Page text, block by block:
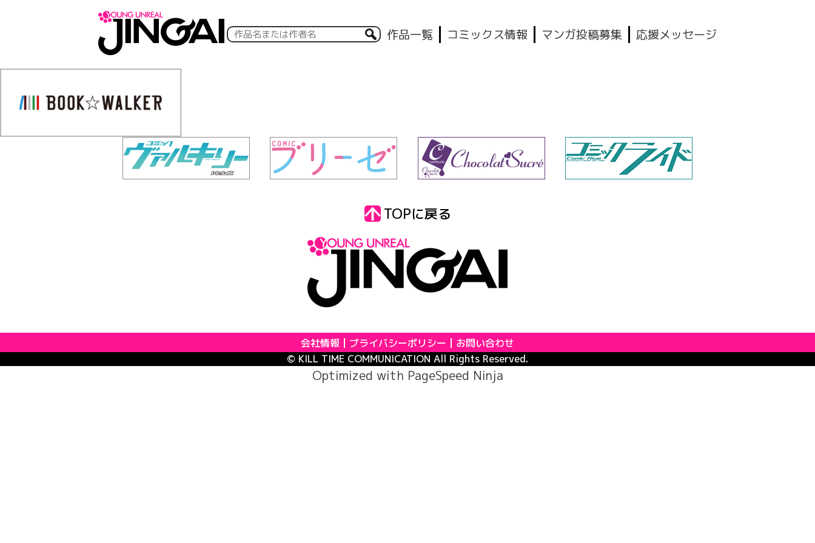
作品一覧 コミックス情報 マンガ投稿募集 応援メッセージ
TOPに戻る
会社情報 プライバシーポリシー
お問い合わせ
© KILL TIME COMMUNICATION All Rights Reserved.
Optimized with PageSpeed Ninja